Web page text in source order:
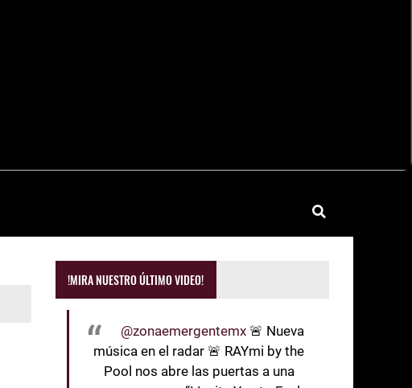
!MIRA NUESTRO ÚLTIMO VIDEO!
@zonaemergentemx 🚨 Nueva
música en el radar 🚨 RAYmi by the
Pool nos abre las puertas a una